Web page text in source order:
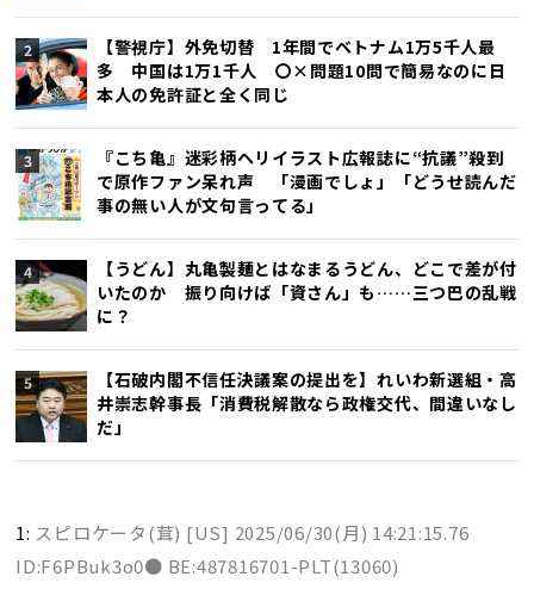
【警視庁】外免切替 1年間でベトナム1万5千人最
多 中国は1万1千人 〇×問題10問で簡易なのに日
本人の免許証と全く同じ
『こち亀』迷彩柄ヘリイラスト広報誌に“抗議”殺到
で原作ファン呆れ声 「漫画でしょ」「どうせ読んだ
事の無い人が文句言ってる」
【うどん】丸亀製麺とはなまるうどん、どこで差が付
いたのか 振り向けば「資さん」も……三つ巴の乱戦
に？
【石破内閣不信任決議案の提出を】れいわ新選組・高
井崇志幹事長「消費税解散なら政権交代、間違いなし
だ」
1: スピロケータ(茸) [US] 2025/06/30(月) 14:21:15.76
ID:F6PBuk3o0● BE:487816701-PLT(13060)